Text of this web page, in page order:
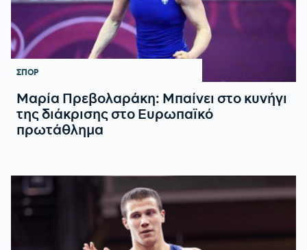
ΣΠΟΡ
Μαρία Πρεβολαράκη: Μπαίνει στο κυνήγι
της διάκρισης στο Ευρωπαϊκό
πρωτάθλημα